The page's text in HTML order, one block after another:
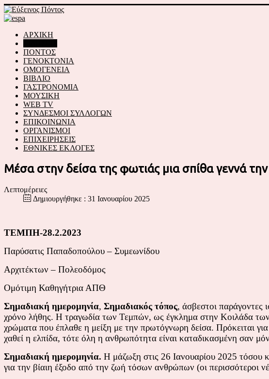
ΑΡΧΙΚΗ
ΠΟΝΤΟΣ
ΓΕΝΟΚΤΟΝΙΑ
ΟΜΟΓΕΝΕΙΑ
ΒΙΒΛΙΟ
ΓΑΣΤΡΟΝΟΜΙΑ
ΜΟΥΣΙΚΗ
WEB TV
ΣΥΝΔΕΣΜΟΙ ΣΥΛΛΟΓΩΝ
ΕΠΙΚΟΙΝΩΝΙΑ
ΟΡΓΑΝΙΣΜΟΙ
ΕΠΙΧΕΙΡΗΣΕΙΣ
ΕΘΝΙΚΕΣ ΕΚΛΟΓΕΣ
Μέσα στην δείσα της φωτιάς μια σπίθα γεννά την
Λεπτομέρειες
Δημιουργήθηκε : 31 Ιανουαρίου 2025
ΤΕΜΠΗ-28.2.2023
Παρύσατις Παπαδοπούλου – Συμεωνίδου
Αρχιτέκτων – Πολεοδόμος
Ομότιμη Καθηγήτρια ΑΠΘ
Σημαδιακή ημερομηνία, Σημαδιακός τόπος, άσβεστοι παράγοντες
χρόνο λήθης. Η τραγωδία των Τεμπών, ως έγκλημα στην Κοιλάδα
χρώματα που έπλαθε η μείξη με την πρωτόγνωρη δείσα. Πρόκειται
χαθεί η ελπίδα, τότε όλη η ανθρωπότητα είναι καταδικασμένη σαν
Σημαδιακή ημερομηνία. Η μάζωξη στις 26 Ιανουαρίου 2025 τόσου
για την βίαιη έξοδο από την ζωή τόσων ανθρώπων (οι περισσότεροι